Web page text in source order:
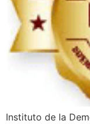
Instituto de la